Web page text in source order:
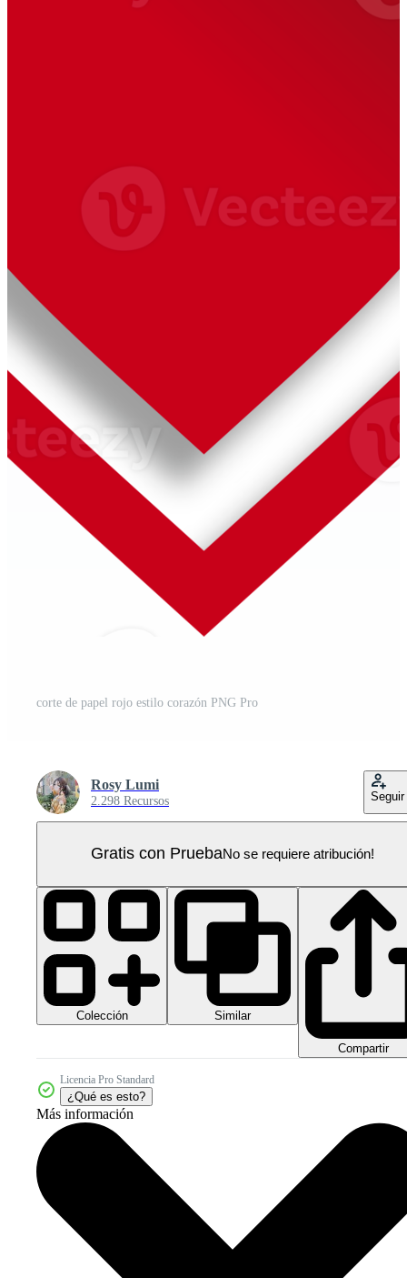
corte de papel rojo estilo corazón PNG Pro
Rosy Lumi
2.298 Recursos Seguir
Gratis con PruebaNo se requiere atribución!
Colección Similar
Compartir
Licencia Pro Standard
¿Qué es esto?
Más información